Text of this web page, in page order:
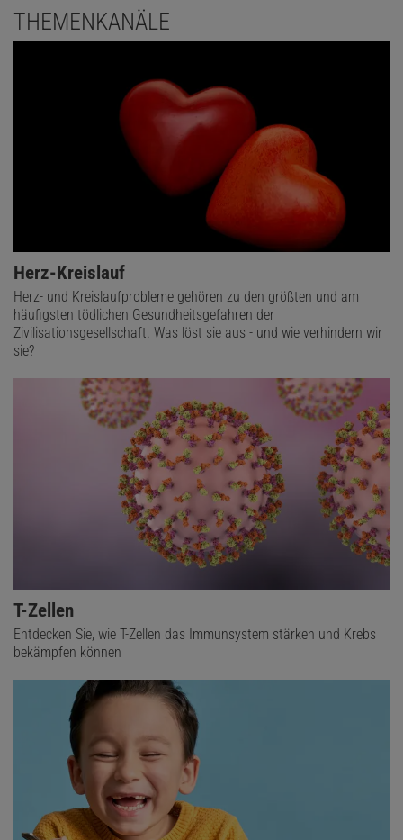
THEMENKANÄLE
Herz-Kreislauf
Herz- und Kreislaufprobleme gehören zu den größten und am
häufigsten tödlichen Gesundheitsgefahren der
Zivilisationsgesellschaft. Was löst sie aus - und wie verhindern wir
sie?
T-Zellen
Entdecken Sie, wie T-Zellen das Immunsystem stärken und Krebs
bekämpfen können